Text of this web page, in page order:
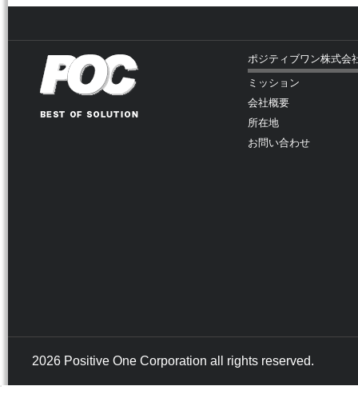
ポジティブワン株式会
ミッション
会社概要
所在地
お問い合わせ
2026 Positive One Corporation all rights reserved.